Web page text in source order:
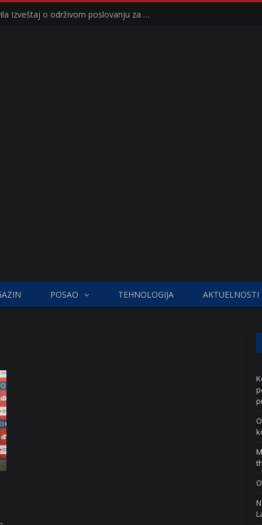
Kompanija Delez Srbija objavila Izveštaj o održivom poslovanju za 2025. godinu Briga o zajednici kroz program „Hrana za sve“ i edukaciju učenika
POSAO TEHNOLOGIJA AKTUELNOSTI